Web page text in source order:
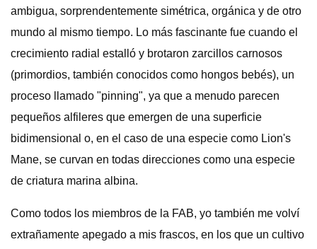
ambigua, sorprendentemente simétrica, orgánica y de otro
mundo al mismo tiempo. Lo más fascinante fue cuando el
crecimiento radial estalló y brotaron zarcillos carnosos
(primordios, también conocidos como hongos bebés), un
proceso llamado "pinning", ya que a menudo parecen
pequeños alfileres que emergen de una superficie
bidimensional o, en el caso de una especie como Lion's
Mane, se curvan en todas direcciones como una especie
de criatura marina albina.
Como todos los miembros de la FAB, yo también me volví
extrañamente apegado a mis frascos, en los que un cultivo